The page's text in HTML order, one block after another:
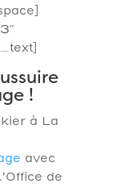
!
à La
avec
de